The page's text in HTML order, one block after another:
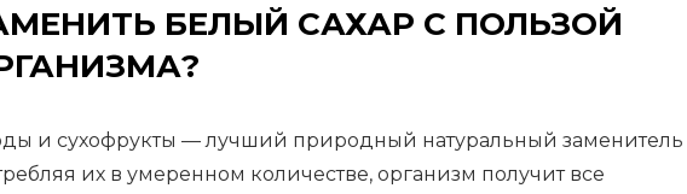
БЕЛЫЙ САХАР С ПОЛЬЗОЙ
и сухофрукты — лучший природный натуральный заменитель
их в умеренном количестве, организм получит все